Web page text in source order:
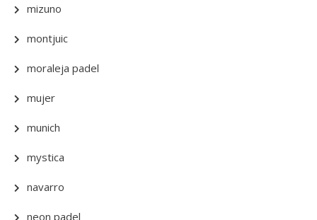
mizuno
montjuic
moraleja padel
mujer
munich
mystica
navarro
neon padel